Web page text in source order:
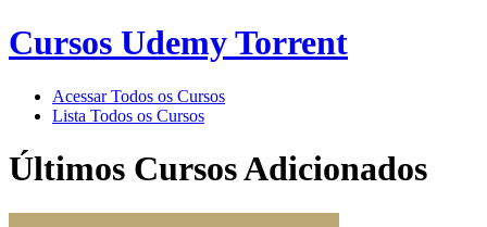
Cursos Udemy Torrent
Acessar Todos os Cursos
Lista Todos os Cursos
Últimos Cursos Adicionados